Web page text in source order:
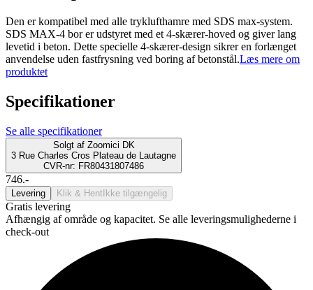
Den er kompatibel med alle tryklufthamre med SDS max-system.
SDS MAX-4 bor er udstyret med et 4-skærer-hoved og giver lang
levetid i beton. Dette specielle 4-skærer-design sikrer en forlænget
anvendelse uden fastfrysning ved boring af betonstål.Læs mere om
produktet
Specifikationer
Se alle specifikationer
Solgt af Zoomici DK
3 Rue Charles Cros Plateau de Lautagne
CVR-nr: FR80431807486
746.-
Levering Klik & Hent Ikke tilgængelig
Gratis levering
Afhængig af område og kapacitet. Se alle leveringsmulighederne i
check-out